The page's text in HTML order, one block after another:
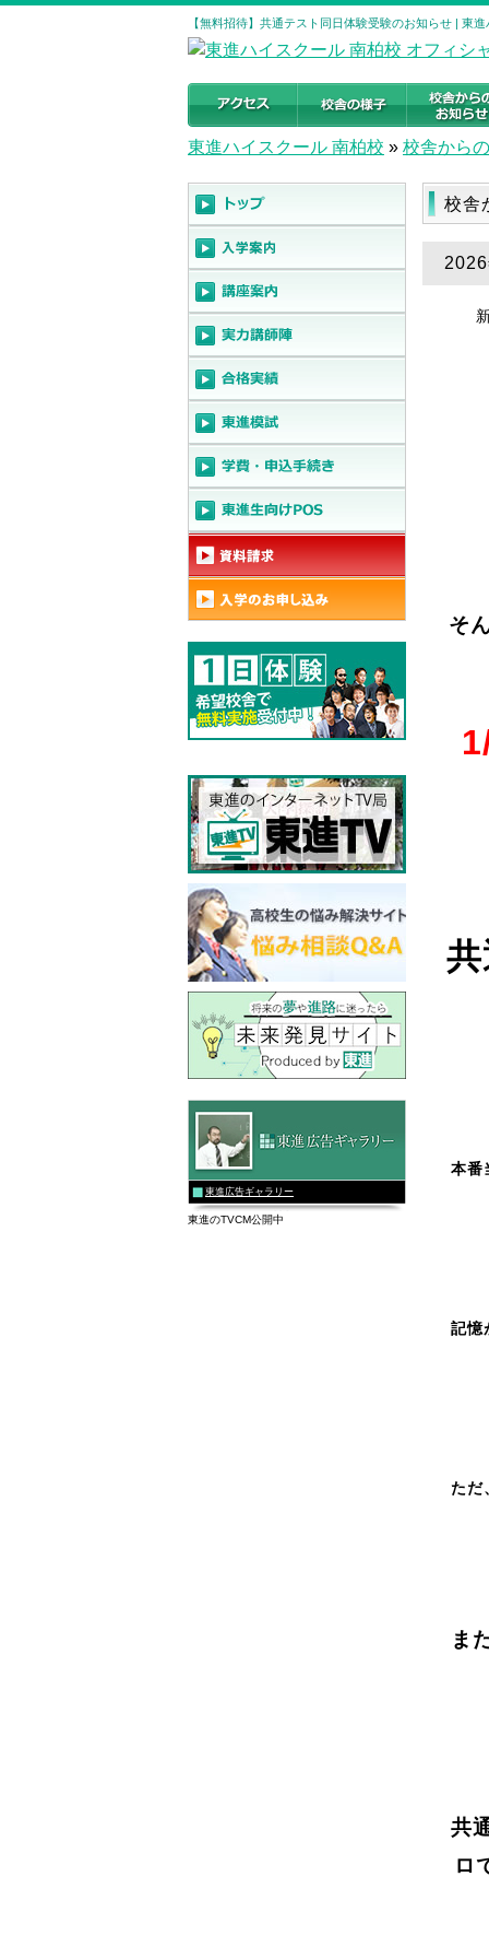
【無料招待】共通テスト同日体験受験のお知らせ | 東
東進ハイスクール 南柏校 » 校舎から
校舎
そ
本番
記憶
ただ
ま
共
ロ
東進広告ギャラリー
東進のTVCM公開中